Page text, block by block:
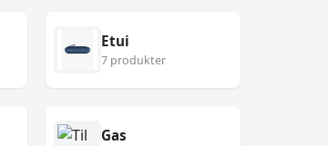
Etui
7 produkter
Gas